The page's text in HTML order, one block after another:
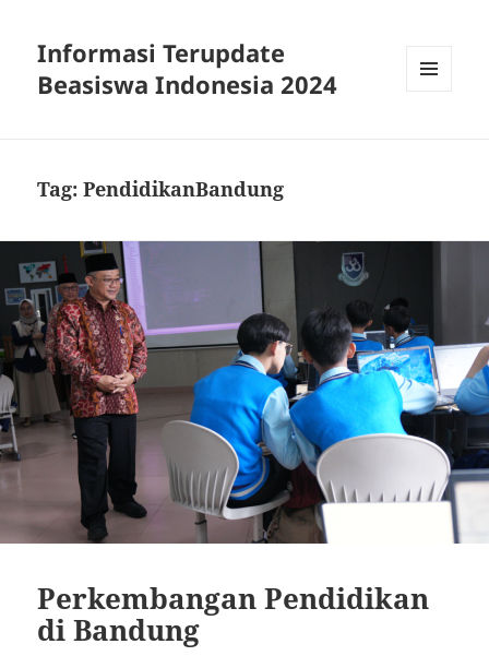
Informasi Terupdate
Beasiswa Indonesia 2024
Tag:PendidikanBandung
Perkembangan Pendidikan
di Bandung